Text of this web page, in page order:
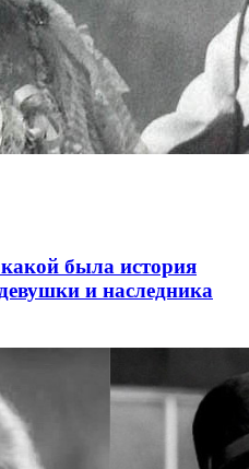
была история
и наследника